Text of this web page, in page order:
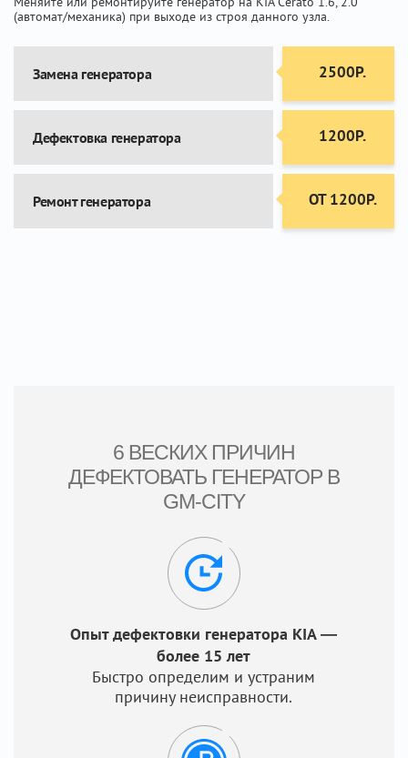
(автомат/механика) при выходе из строя данного узла.
Замена генератора 2500Р.
Дефектовка генератора 1200Р.
Ремонт генератора ОТ 1200Р.
6 ВЕСКИХ ПРИЧИН
ДЕФЕКТОВАТЬ ГЕНЕРАТОР В
GM-CITY
Опыт дефектовки генератора KIA —
более 15 лет
Быстро определим и устраним
причину неисправности.